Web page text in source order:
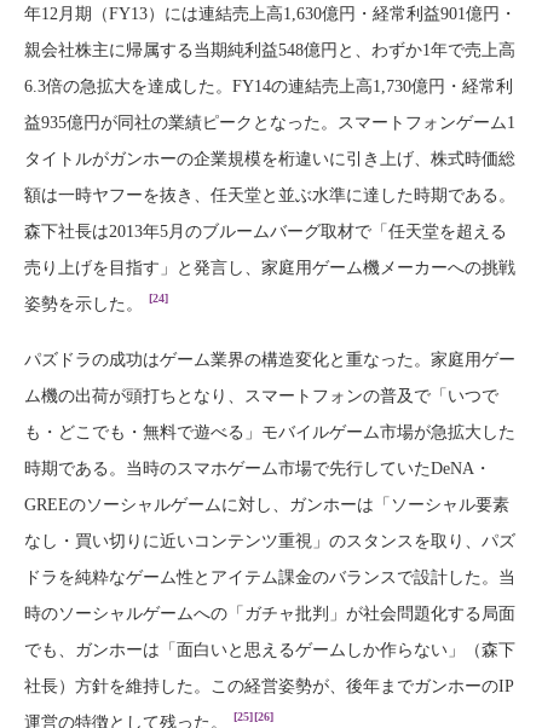
年12月期（FY13）には連結売上高1,630億円・経常利益901億円・
親会社株主に帰属する当期純利益548億円と、わずか1年で売上高
6.3倍の急拡大を達成した。FY14の連結売上高1,730億円・経常利
益935億円が同社の業績ピークとなった。スマートフォンゲーム1
タイトルがガンホーの企業規模を桁違いに引き上げ、株式時価総
額は一時ヤフーを抜き、任天堂と並ぶ水準に達した時期である。
森下社長は2013年5月のブルームバーグ取材で「任天堂を超える
売り上げを目指す」と発言し、家庭用ゲーム機メーカーへの挑戦
姿勢を示した。
[24]
パズドラの成功はゲーム業界の構造変化と重なった。家庭用ゲー
ム機の出荷が頭打ちとなり、スマートフォンの普及で「いつで
も・どこでも・無料で遊べる」モバイルゲーム市場が急拡大した
時期である。当時のスマホゲーム市場で先行していたDeNA・
GREEのソーシャルゲームに対し、ガンホーは「ソーシャル要素
なし・買い切りに近いコンテンツ重視」のスタンスを取り、パズ
ドラを純粋なゲーム性とアイテム課金のバランスで設計した。当
時のソーシャルゲームへの「ガチャ批判」が社会問題化する局面
でも、ガンホーは「面白いと思えるゲームしか作らない」（森下
社長）方針を維持した。この経営姿勢が、後年までガンホーのIP
運営の特徴として残った。
[25] [26]